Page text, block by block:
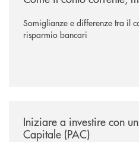
Somiglianze e differenze tra il
risparmio bancari
Iniziare a investire con
Capitale (PAC)